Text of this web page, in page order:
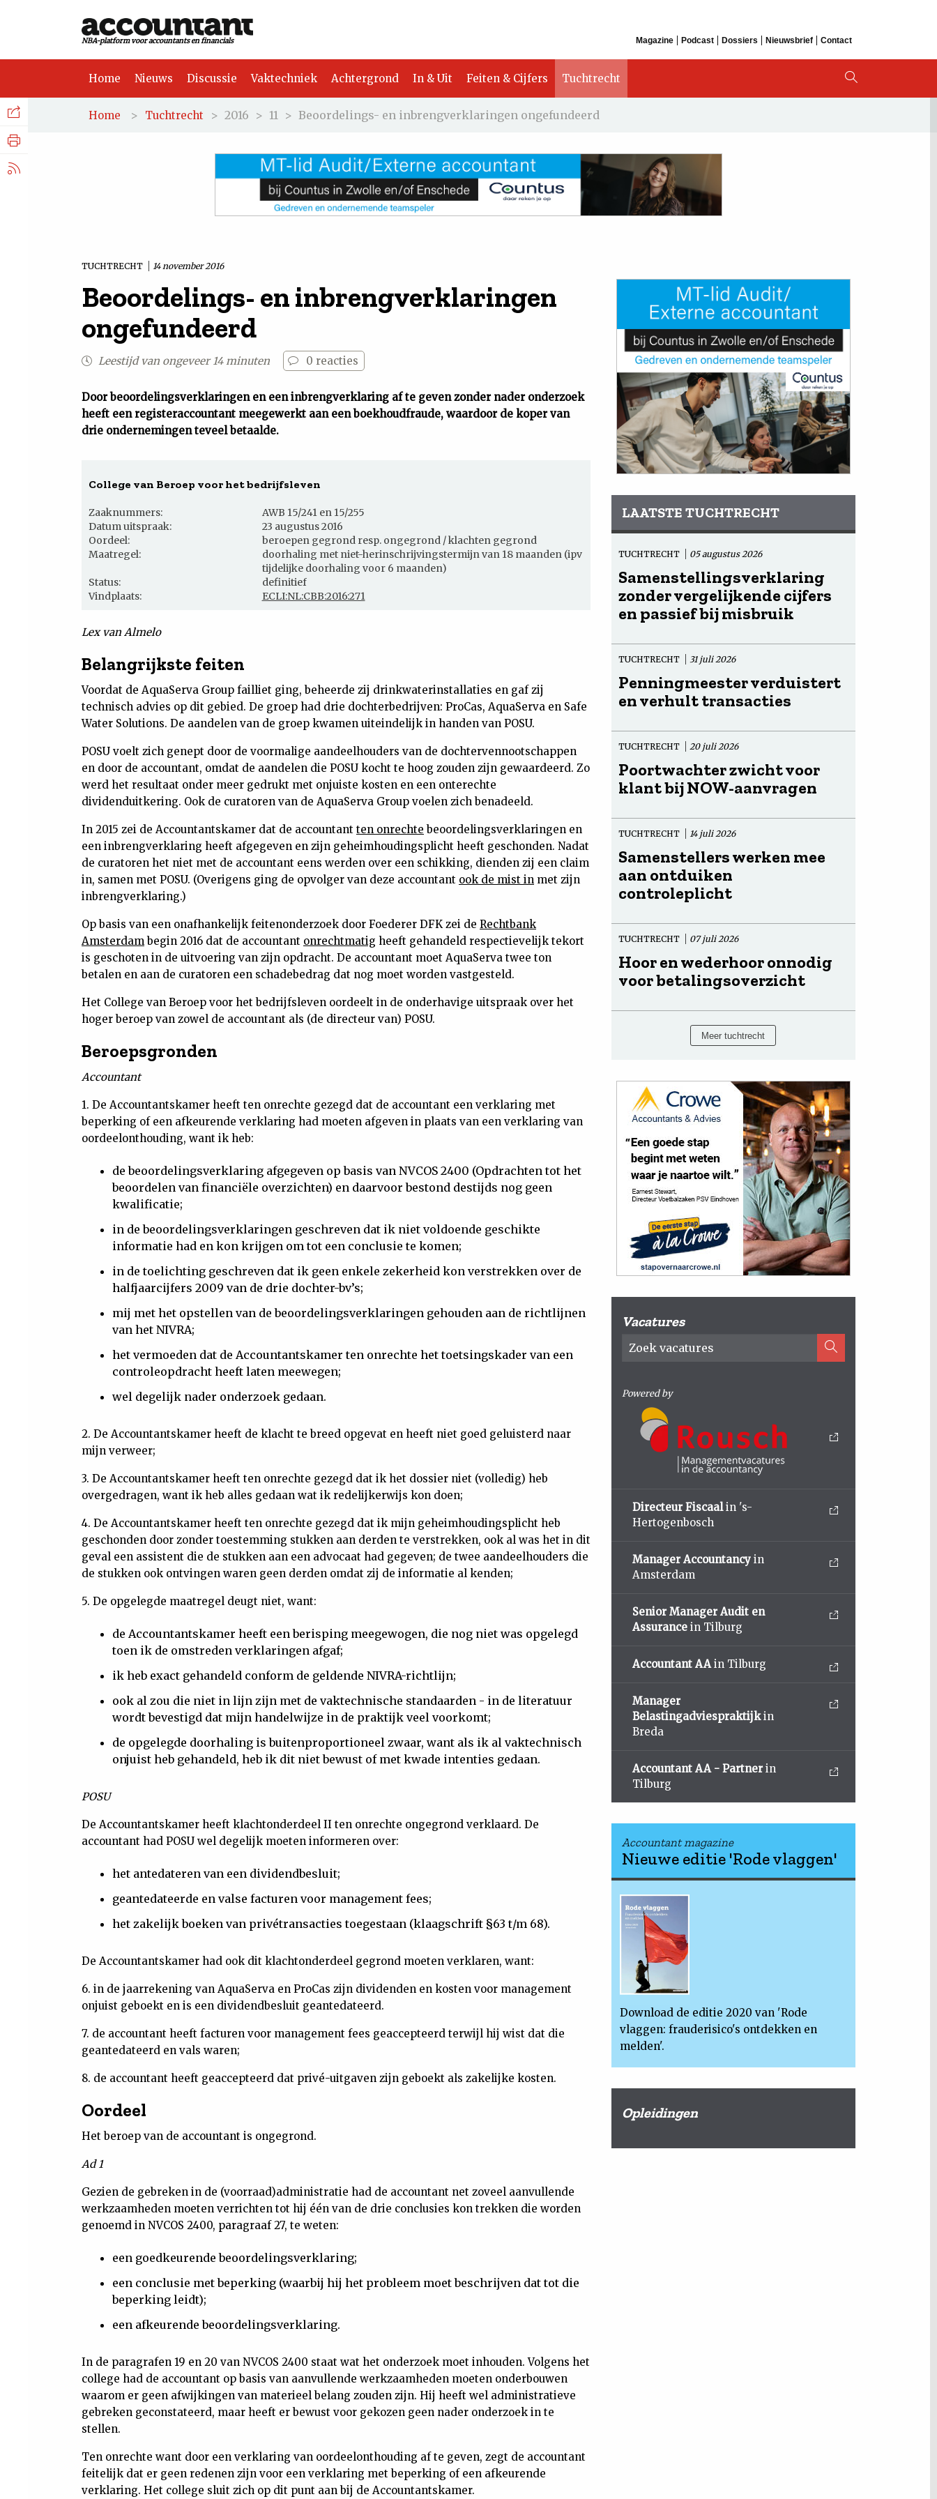
NBA-platform voor accountants en financials Magazine Podcast Dossiers Nieuwsbrief Contact
Home Nieuws Discussie Vaktechniek Achtergrond In & Uit Feiten & Cijfers Tuchtrecht
Home > Tuchtrecht > 2016 > 11 > Beoordelings- en inbrengverklaringen ongefundeerd
TUCHTRECHT 14 november 2016
Beoordelings- en inbrengverklaringen
ongefundeerd
Leestijd van ongeveer 14 minuten 0 reacties
Door beoordelingsverklaringen en een inbrengverklaring af te geven zonder nader onderzoek
heeft een registeraccountant meegewerkt aan een boekhoudfraude, waardoor de koper van
drie ondernemingen teveel betaalde.
College van Beroep voor het bedrijfsleven
Zaaknummers:
AWB 15/241 en 15/255
Datum uitspraak:
23 augustus 2016
Oordeel:
beroepen gegrond resp. ongegrond / klachten gegrond
Maatregel:
doorhaling met niet-herinschrijvingstermijn van 18 maanden (ipv
tijdelijke doorhaling voor 6 maanden)
Status:
definitief
Vindplaats:
ECLI:NL:CBB:2016:271
Lex van Almelo
Belangrijkste feiten
Voordat de AquaServa Group failliet ging, beheerde zij drinkwaterinstallaties en gaf zij
technisch advies op dit gebied. De groep had drie dochterbedrijven: ProCas, AquaServa en Safe
Water Solutions. De aandelen van de groep kwamen uiteindelijk in handen van POSU.
POSU voelt zich genept door de voormalige aandeelhouders van de dochtervennootschappen
en door de accountant, omdat de aandelen die POSU kocht te hoog zouden zijn gewaardeerd. Zo
werd het resultaat onder meer gedrukt met onjuiste kosten en een onterechte
dividenduitkering. Ook de curatoren van de AquaServa Group voelen zich benadeeld.
In 2015 zei de Accountantskamer dat de accountant ten onrechte beoordelingsverklaringen en
een inbrengverklaring heeft afgegeven en zijn geheimhoudingsplicht heeft geschonden. Nadat
de curatoren het niet met de accountant eens werden over een schikking, dienden zij een claim
in, samen met POSU. (Overigens ging de opvolger van deze accountant ook de mist in met zijn
inbrengverklaring.)
Op basis van een onafhankelijk feitenonderzoek door Foederer DFK zei de Rechtbank
Amsterdambegin 2016 dat de accountant onrechtmatig heeft gehandeld respectievelijk tekort
is geschoten in de uitvoering van zijn opdracht. De accountant moet AquaServa twee ton
betalen en aan de curatoren een schadebedrag dat nog moet worden vastgesteld.
Het College van Beroep voor het bedrijfsleven oordeelt in de onderhavige uitspraak over het
hoger beroep van zowel de accountant als (de directeur van) POSU.
Beroepsgronden
Accountant
1. De Accountantskamer heeft ten onrechte gezegd dat de accountant een verklaring met
beperking of een afkeurende verklaring had moeten afgeven in plaats van een verklaring van
oordeelonthouding, want ik heb:
de beoordelingsverklaring afgegeven op basis van NVCOS 2400 (Opdrachten tot het
beoordelen van financiële overzichten) en daarvoor bestond destijds nog geen
kwalificatie;
in de beoordelingsverklaringen geschreven dat ik niet voldoende geschikte
informatie had en kon krijgen om tot een conclusie te komen;
in de toelichting geschreven dat ik geen enkele zekerheid kon verstrekken over de
halfjaarcijfers 2009 van de drie dochter-bv’s;
mij met het opstellen van de beoordelingsverklaringen gehouden aan de richtlijnen
van het NIVRA;
het vermoeden dat de Accountantskamer ten onrechte het toetsingskader van een
controleopdracht heeft laten meewegen;
wel degelijk nader onderzoek gedaan.
2. De Accountantskamer heeft de klacht te breed opgevat en heeft niet goed geluisterd naar
mijn verweer;
3. De Accountantskamer heeft ten onrechte gezegd dat ik het dossier niet (volledig) heb
overgedragen, want ik heb alles gedaan wat ik redelijkerwijs kon doen;
4. De Accountantskamer heeft ten onrechte gezegd dat ik mijn geheimhoudingsplicht heb
geschonden door zonder toestemming stukken aan derden te verstrekken, ook al was het in dit
geval een assistent die de stukken aan een advocaat had gegeven; de twee aandeelhouders die
de stukken ook ontvingen waren geen derden omdat zij de informatie al kenden;
5. De opgelegde maatregel deugt niet, want:
de Accountantskamer heeft een berisping meegewogen, die nog niet was opgelegd
toen ik de omstreden verklaringen afgaf;
ik heb exact gehandeld conform de geldende NIVRA-richtlijn;
ook al zou die niet in lijn zijn met de vaktechnische standaarden - in de literatuur
wordt bevestigd dat mijn handelwijze in de praktijk veel voorkomt;
de opgelegde doorhaling is buitenproportioneel zwaar, want als ik al vaktechnisch
onjuist heb gehandeld, heb ik dit niet bewust of met kwade intenties gedaan.
POSU
De Accountantskamer heeft klachtonderdeel II ten onrechte ongegrond verklaard. De
accountant had POSU wel degelijk moeten informeren over:
het antedateren van een dividendbesluit;
geantedateerde en valse facturen voor management fees;
het zakelijk boeken van privétransacties toegestaan (klaagschrift §63 t/m 68).
De Accountantskamer had ook dit klachtonderdeel gegrond moeten verklaren, want:
6. in de jaarrekening van AquaServa en ProCas zijn dividenden en kosten voor management
onjuist geboekt en is een dividendbesluit geantedateerd.
7. de accountant heeft facturen voor management fees geaccepteerd terwijl hij wist dat die
geantedateerd en vals waren;
8. de accountant heeft geaccepteerd dat privé-uitgaven zijn geboekt als zakelijke kosten.
Oordeel
Het beroep van de accountant is ongegrond.
Ad 1
Gezien de gebreken in de (voorraad)administratie had de accountant net zoveel aanvullende
werkzaamheden moeten verrichten tot hij één van de drie conclusies kon trekken die worden
genoemd in NVCOS 2400, paragraaf 27, te weten:
een goedkeurende beoordelingsverklaring;
een conclusie met beperking (waarbij hij het probleem moet beschrijven dat tot die
beperking leidt);
een afkeurende beoordelingsverklaring.
In de paragrafen 19 en 20 van NVCOS 2400 staat wat het onderzoek moet inhouden. Volgens het
college had de accountant op basis van aanvullende werkzaamheden moeten onderbouwen
waarom er geen afwijkingen van materieel belang zouden zijn. Hij heeft wel administratieve
gebreken geconstateerd, maar heeft er bewust voor gekozen geen nader onderzoek in te
stellen.
Ten onrechte want door een verklaring van oordeelonthouding af te geven, zegt de accountant
feitelijk dat er geen redenen zijn voor een verklaring met beperking of een afkeurende
verklaring. Het college sluit zich op dit punt aan bij de Accountantskamer.
LAATSTE TUCHTRECHT
TUCHTRECHT 05 augustus 2026
Samenstellingsverklaring
zonder vergelijkende cijfers
en passief bij misbruik
TUCHTRECHT 31 juli 2026
Penningmeester verduistert
en verhult transacties
TUCHTRECHT 20 juli 2026
Poortwachter zwicht voor
klant bij NOW-aanvragen
TUCHTRECHT 14 juli 2026
Samenstellers werken mee
aan ontduiken
controleplicht
TUCHTRECHT 07 juli 2026
Hoor en wederhoor onnodig
voor betalingsoverzicht
Meer tuchtrecht
Vacatures
Powered by
Directeur Fiscaalin 's-
Hertogenbosch
Manager Accountancy in
Amsterdam
Senior Manager Audit en
Assurance in Tilburg
Accountant AAin Tilburg
Manager
Belastingadviespraktijkin
Breda
Accountant AA - Partner in
Tilburg
Accountant magazine
Nieuwe editie 'Rode vlaggen'
Download de editie 2020 van 'Rode
vlaggen: frauderisico's ontdekken en
melden'.
Opleidingen
Facebook
Nieuws